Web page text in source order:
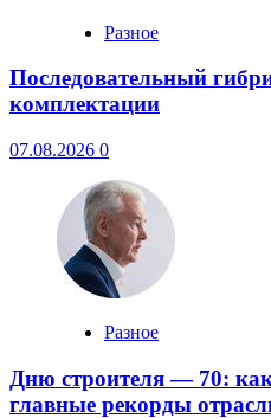
Разное
Последовательный
комплектации
07.08.2026 0
Разное
Дню строителя — 70:
главные рекорды